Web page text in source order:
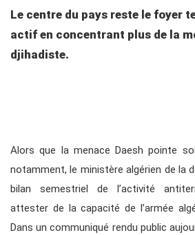
Le centre du pays reste le foyer
actif en concentrant plus de la
djihadiste.
Alors que la menace Daesh pointe
notamment, le ministère algérien de la
bilan semestriel de l’activité
attester de la capacité de l’armée
Dans un communiqué rendu public